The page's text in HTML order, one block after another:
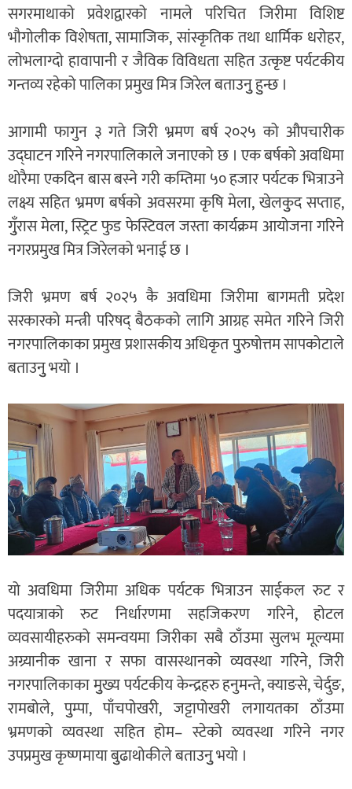
सगरमाथाको प्रवेशद्वारको नामले परिचित जिरीमा विशिष्ट
भौगोलीक विशेषता, सामाजिक, सांस्कृतिक तथा धार्मिक धरोहर,
लोभलाग्दो हावापानी र जैविक विविधता सहित उत्कृष्ट पर्यटकीय
गन्तव्य रहेको पालिका प्रमुख मित्र जिरेल बताउनुु हुुन्छ ।
आगामी फागुन ३ गते जिरी भ्रमण बर्ष २०२५ को औपचारीक
उद्घाटन गरिने नगरपालिकाले जनाएको छ । एक बर्षको अवधिमा
थोरैमा एकदिन बास बस्ने गरी कम्तिमा ५० हजार पर्यटक भित्राउने
लक्ष्य सहित भ्रमण बर्षको अवसरमा कृषि मेला, खेलकुुद सप्ताह,
गुुँरास मेला, स्ट्रिट फुड फेस्टिवल जस्ता कार्यक्रम आयोजना गरिने
नगरप्रमुख मित्र जिरेलको भनाई छ ।
जिरी भ्रमण बर्ष २०२५ कै अवधिमा जिरीमा बागमती प्रदेश
सरकारको मन्त्री परिषद् बैठकको लागि आग्रह समेत गरिने जिरी
नगरपालिकाका प्रमुख प्रशासकीय अधिकृत पुुरुषोत्तम सापकोटाले
बताउनुु भयो ।
यो अवधिमा जिरीमा अधिक पर्यटक भित्राउन साईकल रुट र
पदयात्राको रुट निर्धारणमा सहजिकरण गरिने, होटल
व्यवसायीहरुको समन्वयमा जिरीका सबै ठाँउमा सुलभ मूल्यमा
अग्र्यानीक खाना र सफा वासस्थानको व्यवस्था गरिने, जिरी
नगरपालिकाका मुुख्य पर्यटकीय केन्द्रहरु हनुमन्ते, क्याङसे, चेर्दुङ,
रामबोले, पुुम्पा, पाँचपोखरी, जट्टापोखरी लगायतका ठाँउमा
भ्रमणको व्यवस्था सहित होम– स्टेको व्यवस्था गरिने नगर
उपप्रमुख कृष्णमाया बुुढाथोकीले बताउनुु भयो ।